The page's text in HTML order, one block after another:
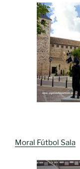
Moral Fútbol Sala